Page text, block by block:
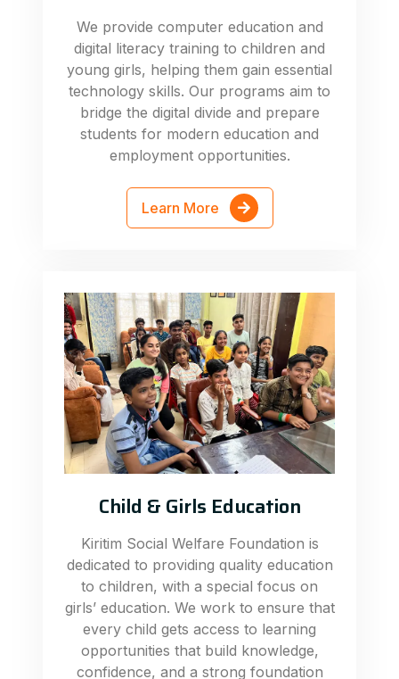
We provide computer education and
digital literacy training to children and
young girls, helping them gain essential
technology skills. Our programs aim to
bridge the digital divide and prepare
students for modern education and
employment opportunities.
Learn More
Child & Girls Education
Kiritim Social Welfare Foundation is
dedicated to providing quality education
to children, with a special focus on
girls’ education. We work to ensure that
every child gets access to learning
opportunities that build knowledge,
confidence, and a strong foundation